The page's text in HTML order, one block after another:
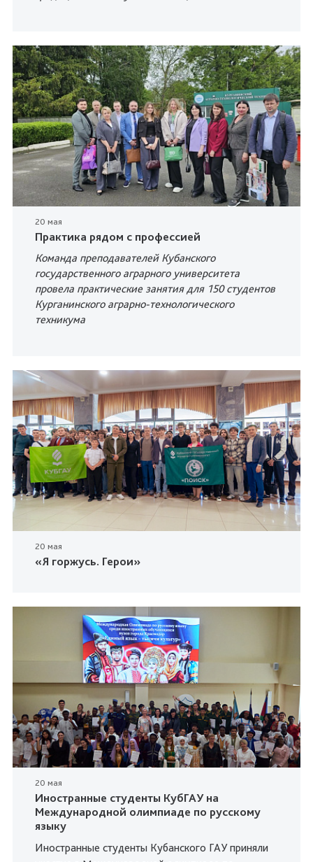
20 мая
Практика рядом с профессией
Команда преподавателей Кубанского
государственного аграрного университета
провела практические занятия для 150 студентов
Курганинского аграрно-технологического
техникума
20 мая
«Я горжусь. Герои»
20 мая
Иностранные студенты КубГАУ на
Международной олимпиаде по русскому
языку
Иностранные студенты Кубанского ГАУ приняли